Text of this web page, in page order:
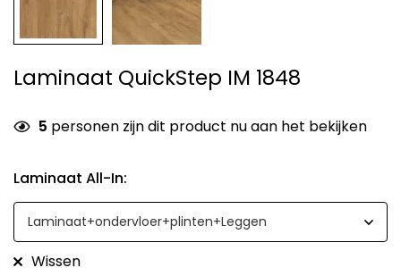
Laminaat QuickStep IM 1848
5 personen zijn dit product nu aan het bekijken
Laminaat All-In:
Wissen